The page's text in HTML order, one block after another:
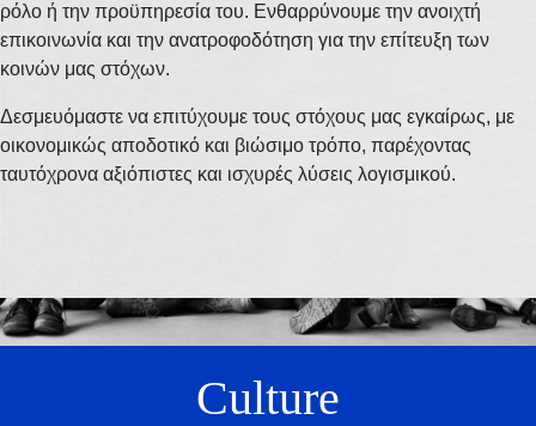
ρόλο ή την προϋπηρεσία του. Ενθαρρύνουμε την ανοιχτή
επικοινωνία και την ανατροφοδότηση για την επίτευξη των
κοινών μας στόχων.
Δεσμευόμαστε να επιτύχουμε τους στόχους μας εγκαίρως, με
οικονομικώς αποδοτικό και βιώσιμο τρόπο, παρέχοντας
ταυτόχρονα αξιόπιστες και ισχυρές λύσεις λογισμικού.
Culture